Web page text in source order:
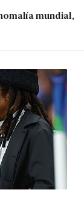
mundial,